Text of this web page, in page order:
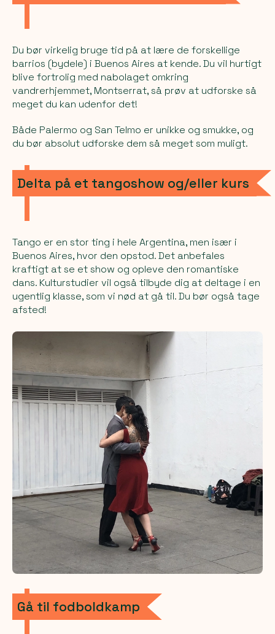
Du bør virkelig bruge tid på at lære de forskellige
barrios (bydele) i Buenos Aires at kende. Du vil hurtigt
blive fortrolig med nabolaget omkring
vandrerhjemmet, Montserrat, så prøv at udforske så
meget du kan udenfor det!
Både Palermo og San Telmo er unikke og smukke, og
du bør absolut udforske dem så meget som muligt.
Delta på et tangoshow og/eller kurs
Tango er en stor ting i hele Argentina, men især i
Buenos Aires, hvor den opstod. Det anbefales
kraftigt at se et show og opleve den romantiske
dans. Kulturstudier vil også tilbyde dig at deltage i en
ugentlig klasse, som vi nød at gå til. Du bør også tage
afsted!
Gå til fodboldkamp